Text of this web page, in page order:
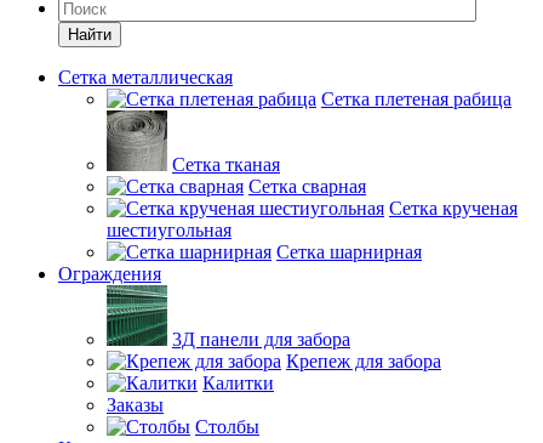
Найти
Сетка металлическая
Сетка плетеная рабица
Сетка тканая
Сетка сварная
Сетка крученая
шестиугольная
Сетка шарнирная
Ограждения
3Д панели для забора
Крепеж для забора
Калитки
Заказы
Столбы